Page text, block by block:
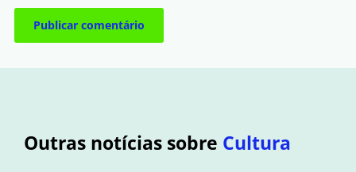
Outras notícias sobre Cultura